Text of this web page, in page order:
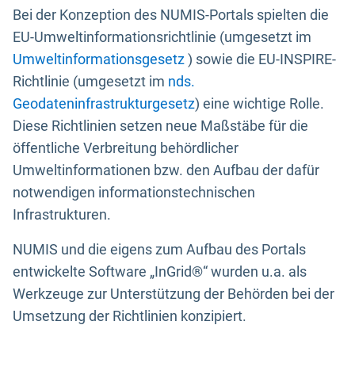
Bei der Konzeption des NUMIS-Portals spielten die
EU-Umweltinformationsrichtlinie (umgesetzt im
Umweltinformationsgesetz) sowie die EU-INSPIRE-
Richtlinie (umgesetzt im nds.
Geodateninfrastrukturgesetz) eine wichtige Rolle.
Diese Richtlinien setzen neue Maßstäbe für die
öffentliche Verbreitung behördlicher
Umweltinformationen bzw. den Aufbau der dafür
notwendigen informationstechnischen
Infrastrukturen.
NUMIS und die eigens zum Aufbau des Portals
entwickelte Software „InGrid®“ wurden u.a. als
Werkzeuge zur Unterstützung der Behörden bei der
Umsetzung der Richtlinien konzipiert.